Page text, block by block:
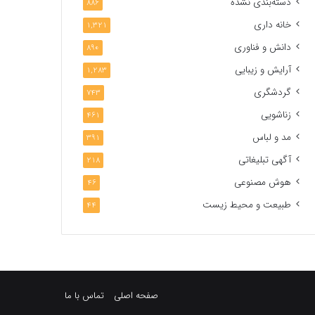
886
خانه داری 1,321
دانش و فناوری 890
آرایش و زیبایی 1,283
گردشگری 743
زناشویی 461
مد و لباس 391
آگهی تبلیغاتی 218
هوش مصنوعی 46
طبیعت و محیط زیست 44
صفحه اصلی تماس با ما